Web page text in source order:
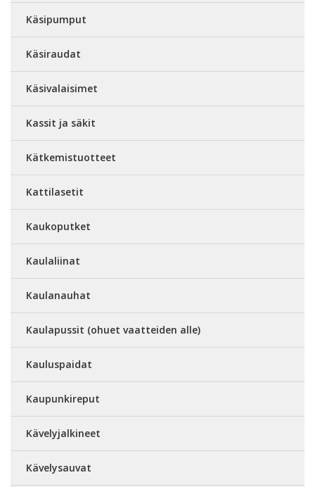
Käsipumput
Käsiraudat
Käsivalaisimet
Kassit ja säkit
Kätkemistuotteet
Kattilasetit
Kaukoputket
Kaulaliinat
Kaulanauhat
Kaulapussit (ohuet vaatteiden alle)
Kauluspaidat
Kaupunkireput
Kävelyjalkineet
Kävelysauvat